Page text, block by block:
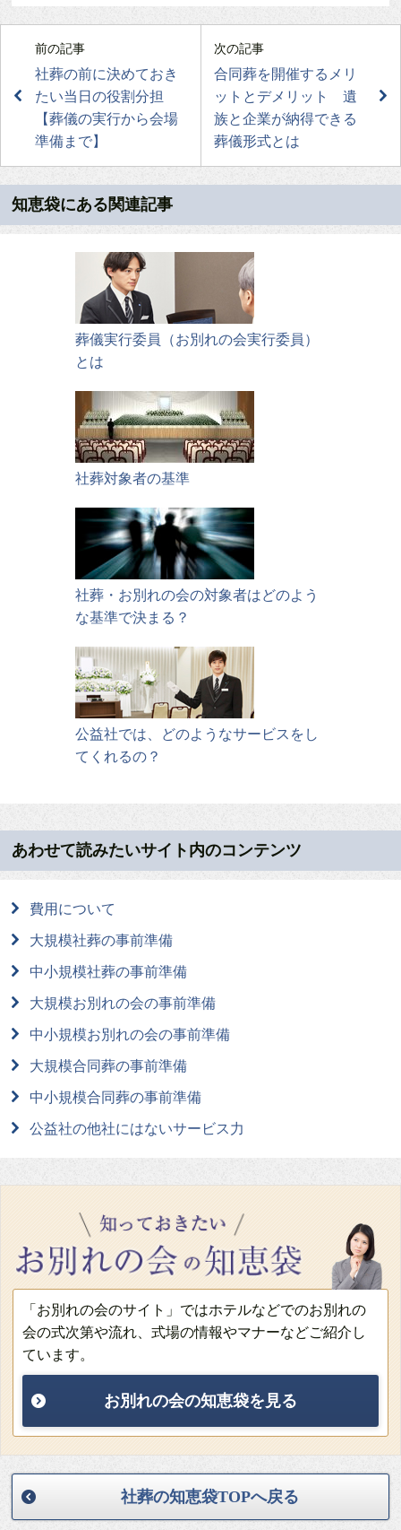
前の記事
社葬の前に決めておき
たい当日の役割分担
【葬儀の実行から会場
準備まで】
次の記事
合同葬を開催するメリ
ットとデメリット 遺
族と企業が納得できる
葬儀形式とは
知恵袋にある関連記事
葬儀実行委員（お別れの会実行委員）
とは
社葬対象者の基準
社葬・お別れの会の対象者はどのよう
な基準で決まる？
公益社では、どのようなサービスをし
てくれるの？
あわせて読みたいサイト内のコンテンツ
費用について
大規模社葬の事前準備
中小規模社葬の事前準備
大規模お別れの会の事前準備
中小規模お別れの会の事前準備
大規模合同葬の事前準備
中小規模合同葬の事前準備
公益社の他社にはないサービス力
「お別れの会のサイト」ではホテルなどでのお別れの
会の式次第や流れ、式場の情報やマナーなどご紹介し
ています。
お別れの会の知恵袋を見る
社葬の知恵袋TOPへ戻る